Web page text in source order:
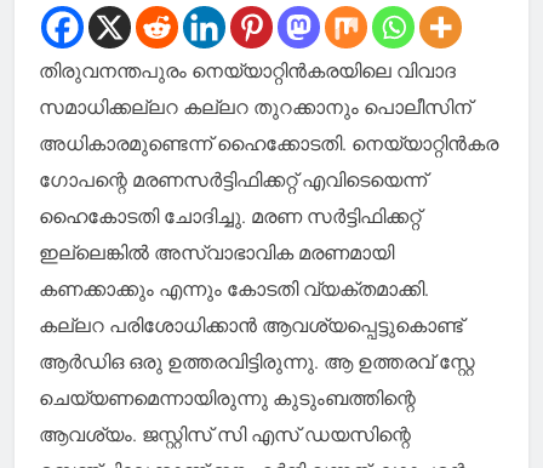
തിരുവനന്തപുരം നെയ്യാറ്റിന്‍കരയിലെ വിവാദ
സമാധിക്കല്ലറ കല്ലറ തുറക്കാനും പൊലീസിന്
അധികാരമുണ്ടെന്ന് ഹൈക്കോടതി. നെയ്യാറ്റിന്‍കര
ഗോപന്റെ മരണസര്‍ട്ടിഫിക്കറ്റ് എവിടെയെന്ന്
ഹൈകോടതി ചോദിച്ചു. മരണ സര്‍ട്ടിഫിക്കറ്റ്
ഇല്ലെങ്കില്‍ അസ്വാഭാവിക മരണമായി
കണക്കാക്കും എന്നും കോടതി വ്യക്തമാക്കി.
കല്ലറ പരിശോധിക്കാന്‍ ആവശ്യപ്പെട്ടുകൊണ്ട്
ആര്‍ഡിഒ ഒരു ഉത്തരവിട്ടിരുന്നു. ആ ഉത്തരവ് സ്റ്റേ
ചെയ്യണമെന്നായിരുന്നു കുടുംബത്തിന്റെ
ആവശ്യം. ജസ്റ്റിസ് സി എസ് ഡയസിന്റെ